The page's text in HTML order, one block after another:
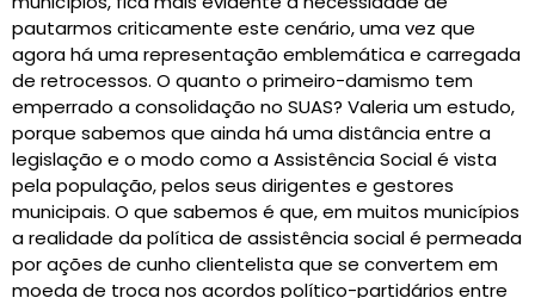
pautarmos criticamente este cenário, uma vez que
agora há uma representação emblemática e carregada
de retrocessos. O quanto o primeiro-damismo tem
emperrado a consolidação no SUAS? Valeria um estudo,
porque sabemos que ainda há uma distância entre a
legislação e o modo como a Assistência Social é vista
pela população, pelos seus dirigentes e gestores
municipais. O que sabemos é que, em muitos municípios
a realidade da política de assistência social é permeada
por ações de cunho clientelista que se convertem em
moeda de troca nos acordos político-partidários entre